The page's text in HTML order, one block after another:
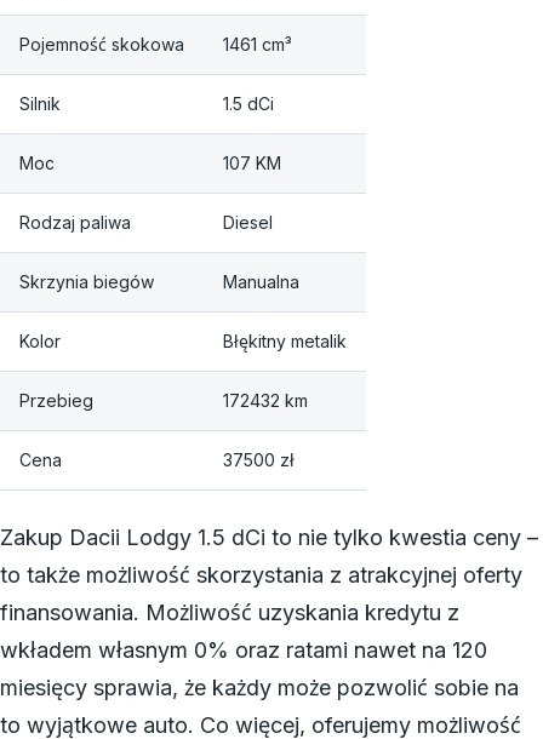
Pojemność skokowa 1461 cm³
Silnik 1.5 dCi
Moc 107 KM
Rodzaj paliwa Diesel
Skrzynia biegów Manualna
Kolor Błękitny metalik
Przebieg 172432 km
Cena 37500 zł
Zakup Dacii Lodgy 1.5 dCi to nie tylko kwestia ceny –
to także możliwość skorzystania z atrakcyjnej oferty
finansowania. Możliwość uzyskania kredytu z
wkładem własnym 0% oraz ratami nawet na 120
miesięcy sprawia, że każdy może pozwolić sobie na
to wyjątkowe auto. Co więcej, oferujemy możliwość